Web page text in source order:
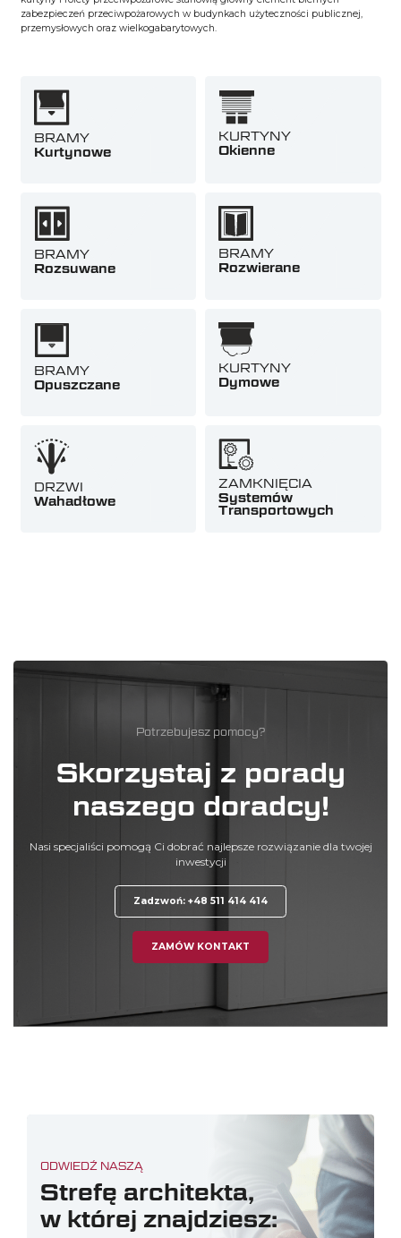
zabezpieczeń przeciwpożarowych w budynkach użyteczności publicznej,
przemysłowych oraz wielkogabarytowych.
BRAMY
Kurtynowe
KURTYNY
Okienne
BRAMY
Rozsuwane
BRAMY
Rozwierane
BRAMY
Opuszczane
KURTYNY
Dymowe
DRZWI
Wahadłowe
ZAMKNIĘCIA
Systemów
Transportowych
Potrzebujesz pomocy?
Skorzystaj z porady
naszego doradcy!
Nasi specjaliści pomogą Ci dobrać najlepsze rozwiązanie dla twojej
inwestycji
Zadzwoń: +48 511 414 414
ZAMÓW KONTAKT
ODWIEDŹ NASZĄ
Strefę architekta,
w której znajdziesz: